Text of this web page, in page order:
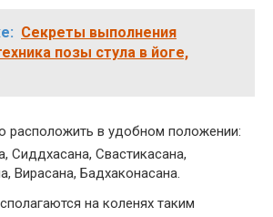
Секреты выполнения
позы стула в йоге,
расположить в удобном положении:
Сиддхасана, Свастикасана,
Вирасана, Бадхаконасана.
на коленях таким